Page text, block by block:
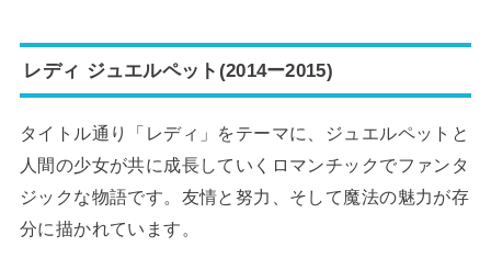
レディ ジュエルペット(2014ー2015)
タイトル通り「レディ」をテーマに、ジュエルペットと
人間の少女が共に成長していくロマンチックでファンタ
ジックな物語です。友情と努力、そして魔法の魅力が存
分に描かれています。